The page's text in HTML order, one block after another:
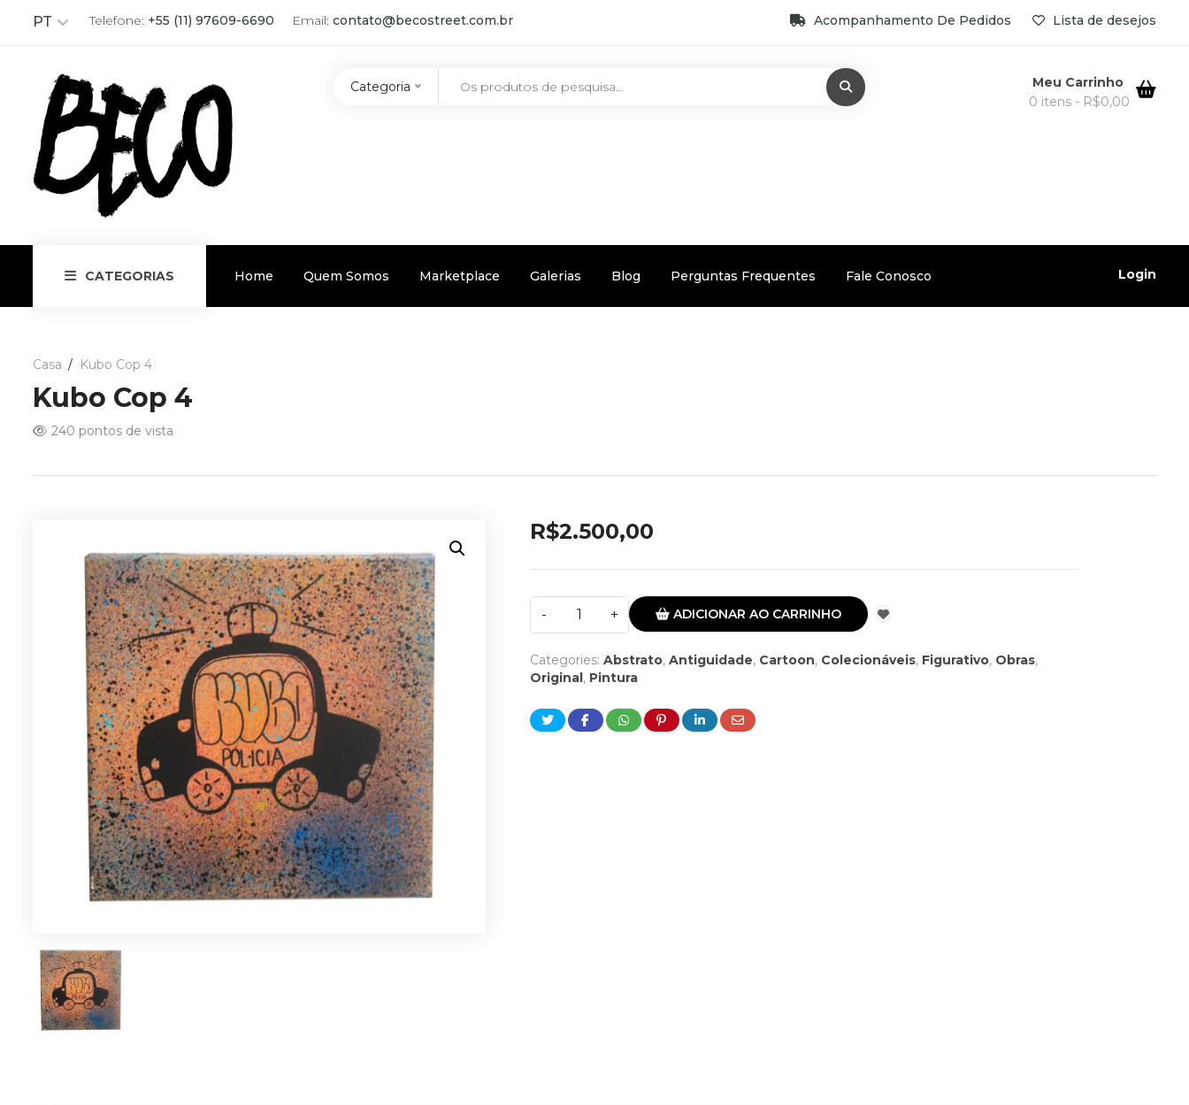
PT Telefone: +55 (11) 97609-6690 Email: contato@becostreet.com.br Acompanhamento De Pedidos Lista de desejos
Categoria
Meu Carrinho
0 itens - R$0,00
CATEGORIAS Home Quem Somos Marketplace Galerias Blog Perguntas Frequentes Fale Conosco Login
Casa Kubo Cop 4
Kubo Cop 4
240 pontos de vista
R$2.500,00
ADICIONAR AO CARRINHO
Categories: Abstrato, Antiguidade, Cartoon, Colecionáveis, Figurativo, Obras,
Original, Pintura